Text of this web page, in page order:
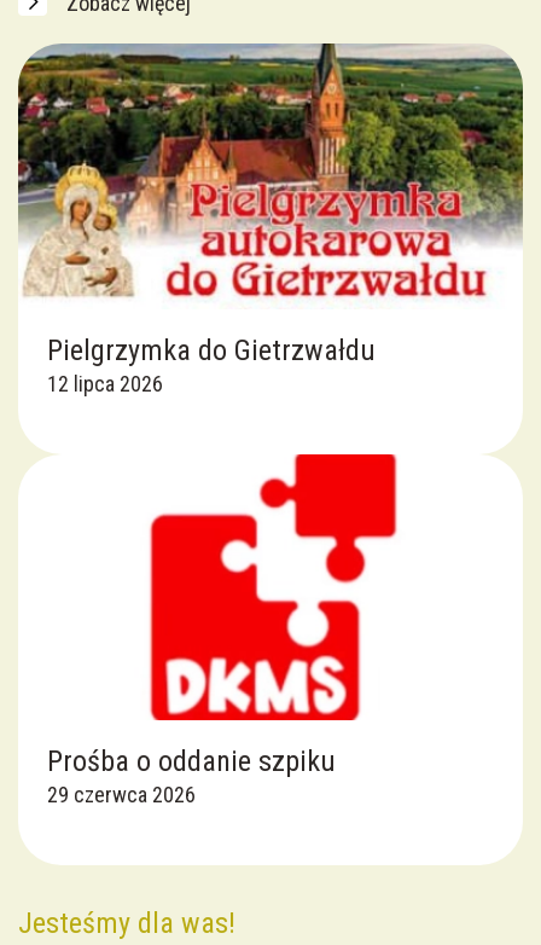
Krucjata Wyzwolenia Człowieka
Róże Różańcowe
Crucis Splendor
Zakon Rycerzy Jana Pawła II
Chór Parafialny
Duchowa Adopcja Dziecka Poczętego
Rada Parafialna
Nadzwyczajni Szafarze Komunii św.
Apostolat Pomocy Duszom Czyśćcowym
Pielgrzymka do Gietrzwałdu
12 lipca 2026
Prośba o oddanie szpiku
29 czerwca 2026
Jesteśmy dla was!